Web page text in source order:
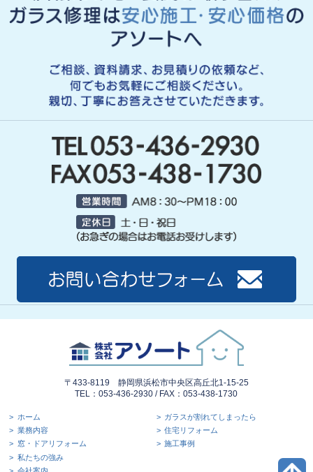
〒433-8119 静岡県浜松市中央区高丘北1-15-25
TEL：053-436-2930 / FAX：053-438-1730
ホーム
業務内容
窓・ドアリフォーム
ガラスが割れてしまったら
住宅リフォーム
施工事例
私たちの強み